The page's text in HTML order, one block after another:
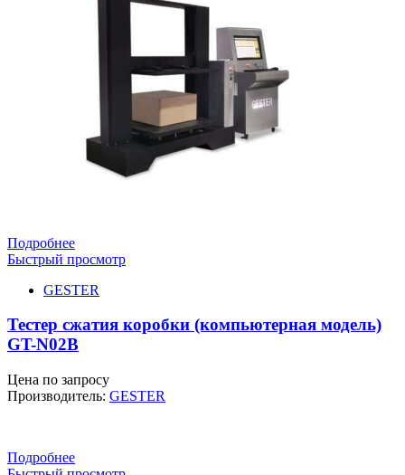
Подробнее
Быстрый просмотр
GESTER
Тестер сжатия коробки (компьютерная модель)
GT-N02B
Цена по запросу
Производитель: GESTER
Подробнее